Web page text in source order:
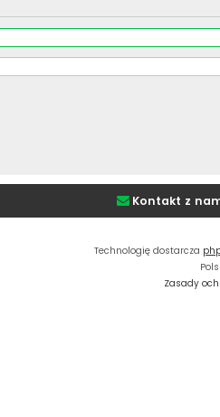
Kontakt z
Technologię dostarcza
Zasady